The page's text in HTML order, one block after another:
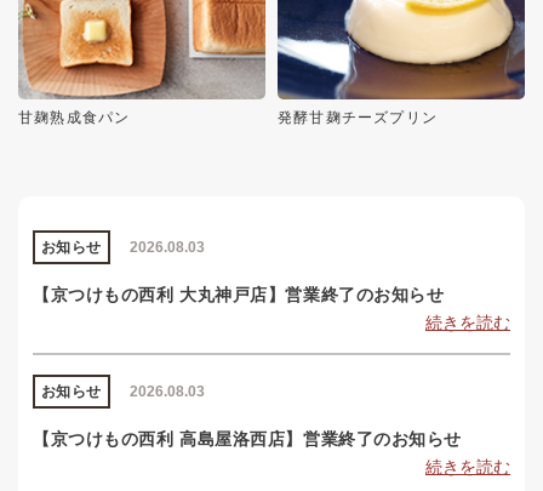
甘麹熟成食パン 発酵甘麹チーズプリン
2026.08.03
お知らせ
【京つけもの西利 大丸神戸店】営業終了のお知らせ
続きを読む
2026.08.03
お知らせ
【京つけもの西利 高島屋洛西店】営業終了のお知らせ
続きを読む